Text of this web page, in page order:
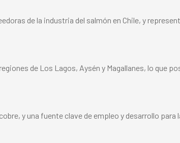
de la industria del salmón en Chile, y
de Los Lagos, Aysén y Magallanes, lo que
y una fuente clave de empleo y desarrollo para